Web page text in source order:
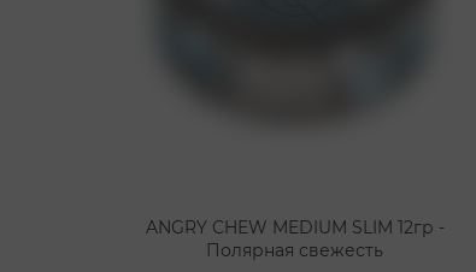
ANGRY CHEW MEDIUM SLIM 12гр -
Полярная свежесть